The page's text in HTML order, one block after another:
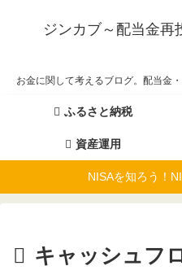
ジンカブ～配当金再
お金に関して考えるブログ。配当金
ふるさと納税
資産運用
NISAを知ろう！
キャッシュフ